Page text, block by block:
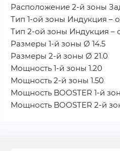
Расположение 2-й зоны
Тип 1-ой зоны Индукция –
Тип 2-ой зоны Индукция –
Размеры 1-й зоны Ø 14.5
Размеры 2-й зоны Ø 21.0
Мощность 1-й зоны 1.20
Мощность 2-й зоны 1.50
Мощность BOOSTER 1-й
Мощность BOOSTER 2-й